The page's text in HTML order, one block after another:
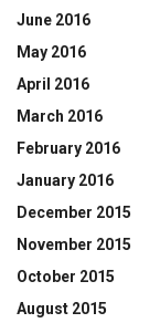
June 2016
May 2016
April 2016
March 2016
February 2016
January 2016
December 2015
November 2015
October 2015
August 2015